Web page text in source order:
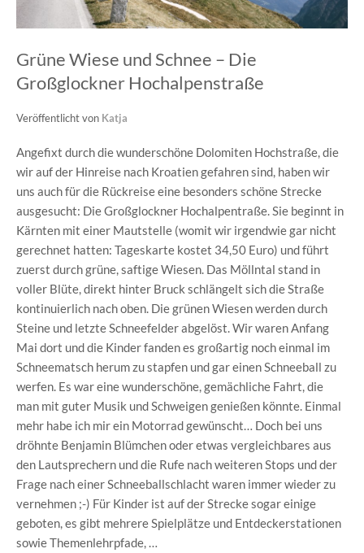
Grüne Wiese und Schnee – Die
Großglockner Hochalpenstraße
Veröffentlicht von Katja
Angefixt durch die wunderschöne Dolomiten Hochstraße, die
wir auf der Hinreise nach Kroatien gefahren sind, haben wir
uns auch für die Rückreise eine besonders schöne Strecke
ausgesucht: Die Großglockner Hochalpentraße. Sie beginnt in
Kärnten mit einer Mautstelle (womit wir irgendwie gar nicht
gerechnet hatten: Tageskarte kostet 34,50 Euro) und führt
zuerst durch grüne, saftige Wiesen. Das Möllntal stand in
voller Blüte, direkt hinter Bruck schlängelt sich die Straße
kontinuierlich nach oben. Die grünen Wiesen werden durch
Steine und letzte Schneefelder abgelöst. Wir waren Anfang
Mai dort und die Kinder fanden es großartig noch einmal im
Schneematsch herum zu stapfen und gar einen Schneeball zu
werfen. Es war eine wunderschöne, gemächliche Fahrt, die
man mit guter Musik und Schweigen genießen könnte. Einmal
mehr habe ich mir ein Motorrad gewünscht… Doch bei uns
dröhnte Benjamin Blümchen oder etwas vergleichbares aus
den Lautsprechern und die Rufe nach weiteren Stops und der
Frage nach einer Schneeballschlacht waren immer wieder zu
vernehmen ;-) Für Kinder ist auf der Strecke sogar einige
geboten, es gibt mehrere Spielplätze und Entdeckerstationen
sowie Themenlehrpfade, …